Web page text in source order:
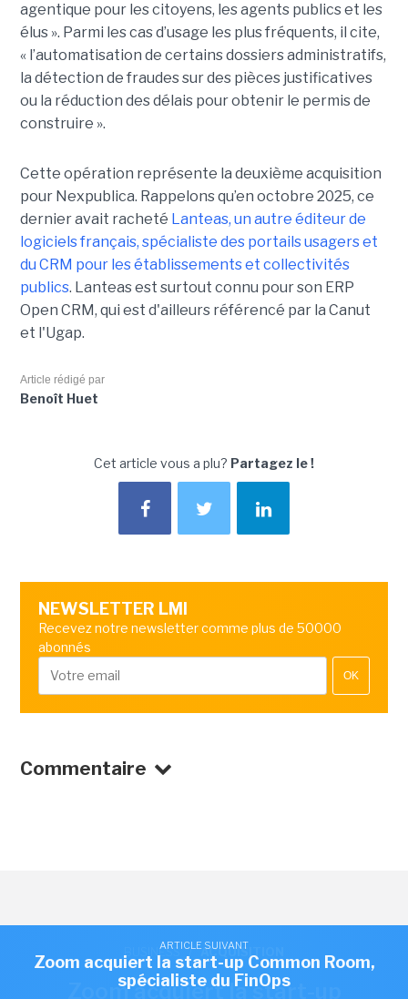
agentique pour les citoyens, les agents publics et les
élus ». Parmi les cas d’usage les plus fréquents, il cite,
« l’automatisation de certains dossiers administratifs,
la détection de fraudes sur des pièces justificatives
ou la réduction des délais pour obtenir le permis de
construire ».
Cette opération représente la deuxième acquisition
pour Nexpublica. Rappelons qu’en octobre 2025, ce
dernier avait racheté Lanteas, un autre éditeur de
logiciels français, spécialiste des portails usagers et
du CRM pour les établissements et collectivités
publics. Lanteas est surtout connu pour son ERP
Open CRM, qui est d'ailleurs référencé par la Canut
et l'Ugap.
Article rédigé par
Benoît Huet
Cet article vous a plu? Partagez le !
NEWSLETTER LMI
Recevez notre newsletter comme plus de 50000
abonnés
OK
Commentaire
ARTICLE SUIVANT
Zoom acquiert la start-up Common Room,
spécialiste du FinOps
BUSINESS / ACQUISITION
Zoom acquiert la start-up